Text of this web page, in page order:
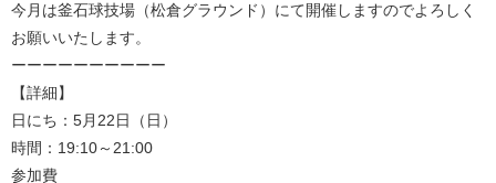
今月は釜石球技場（松倉グラウンド）にて開催しますのでよろしく
お願いいたします。
ーーーーーーーーーー
【詳細】
日にち：5月22日（日）
時間：19:10～21:00
参加費